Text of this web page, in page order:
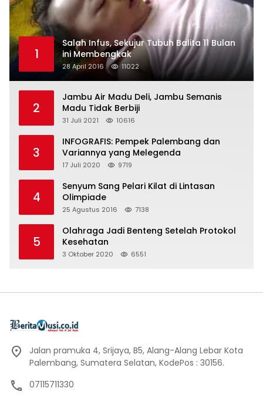
1
Salah Infus, Sekujur Tubuh Balita 11 Bulan
ini Membengkak
28 April 2016 11022
2
Jambu Air Madu Deli, Jambu Semanis
Madu Tidak Berbiji
31 Juli 2021 10616
3
INFOGRAFIS: Pempek Palembang dan
Variannya yang Melegenda
17 Juli 2020 9719
4
Senyum Sang Pelari Kilat di Lintasan
Olimpiade
25 Agustus 2016 7138
5
Olahraga Jadi Benteng Setelah Protokol
Kesehatan
3 Oktober 2020 6551
Jalan pramuka 4, Srijaya, B5, Alang-Alang Lebar Kota
Palembang, Sumatera Selatan, KodePos : 30156.
07115711330